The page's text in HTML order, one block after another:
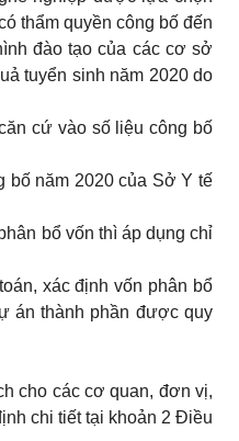
thẩm quyền công bố đến
đào tạo của các cơ sở
tuyển sinh năm 2020 do
cứ vào số liệu công bố
bố năm 2020 của Sở Y tế
bổ vốn thì áp dụng chỉ
xác định vốn phân bổ
án thành phần được quy
cho các cơ quan, đơn vị,
chi tiết tại khoản 2 Điều